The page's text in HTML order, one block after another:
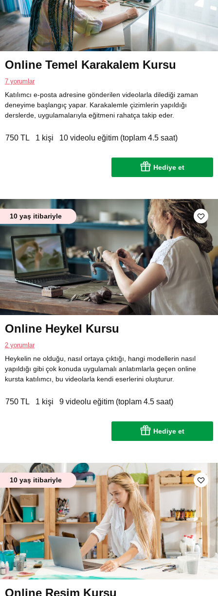
Online Temel Karakalem Kursu
7 yorumlar
Katılımcı e-posta adresine gönderilen videolarla dilediği zaman
deneyime başlangıç yapar. Karakalemle çizimlerin yapıldığı
derslerde, uygulamalarıyla eğitmeni rahatça takip eder.
750 TL 1 kişi 10 videolu eğitim (toplam 4.5 saat)
Hediye et
10 yaş itibariyle
Online Heykel Kursu
2 yorumlar
Heykelin ne olduğu, nasıl ortaya çıktığı, hangi modellerin nasıl
yapıldığı gibi çok konuda uygulamalı anlatımlarla geçen online
kursta katılımcı, bu videolarla kendi eserlerini oluşturur.
750 TL 1 kişi 9 videolu eğitim (toplam 4.5 saat)
Hediye et
10 yaş itibariyle
Online Resim Kursu